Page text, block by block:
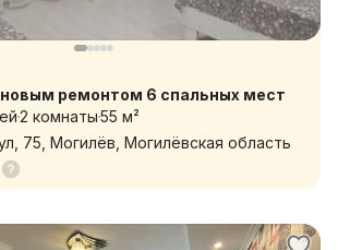
ремонтом 6 спальных мест
2 комнаты55 м²
75, Могилёв, Могилёвская область